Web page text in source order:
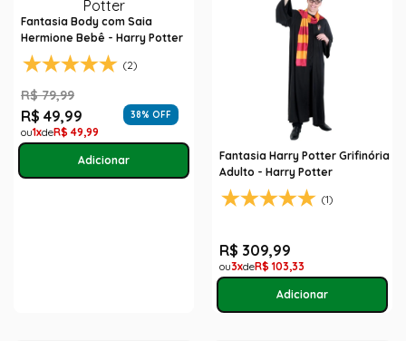
Fantasia Body com Saia
Hermione Bebê - Harry Potter
(2)
R$ 79,99
R$ 49,99 38% OFF
1 R$ 49,99
Fantasia Harry Potter Grifinória
Adulto - Harry Potter
(1)
R$ 309,99
3 R$ 103,33